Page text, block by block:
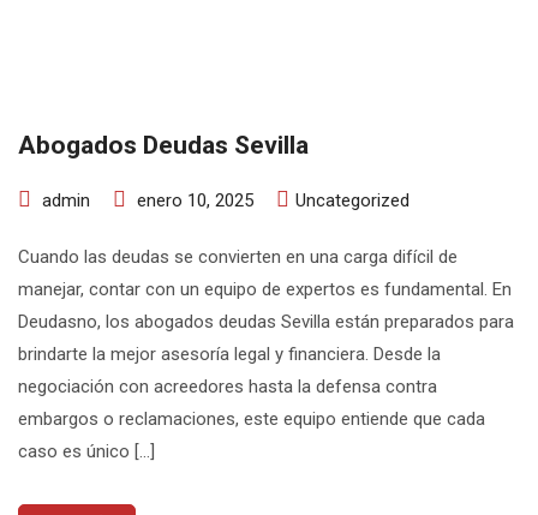
Abogados Deudas Sevilla
admin enero 10, 2025 Uncategorized
Cuando las deudas se convierten en una carga difícil de
manejar, contar con un equipo de expertos es fundamental. En
Deudasno, los abogados deudas Sevilla están preparados para
brindarte la mejor asesoría legal y financiera. Desde la
negociación con acreedores hasta la defensa contra
embargos o reclamaciones, este equipo entiende que cada
caso es único […]